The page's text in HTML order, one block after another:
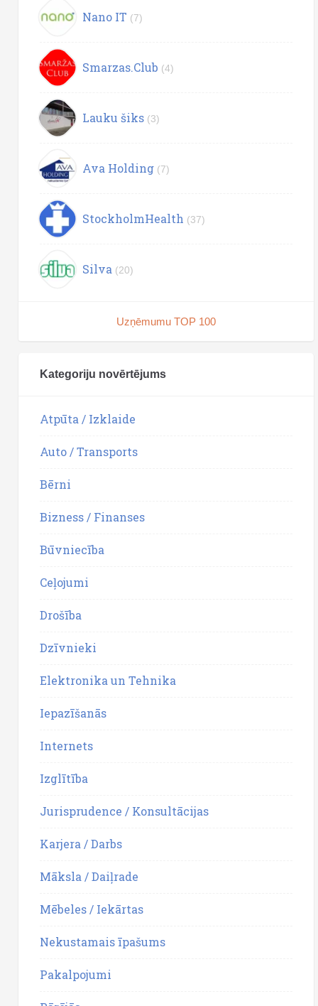
Nano IT (7)
Smarzas.Club (4)
Lauku šiks (3)
Ava Holding (7)
StockholmHealth (37)
Silva (20)
Uzņēmumu TOP 100
Kategoriju novērtējums
Atpūta / Izklaide
Auto / Transports
Bērni
Bizness / Finanses
Būvniecība
Ceļojumi
Drošība
Dzīvnieki
Elektronika un Tehnika
Iepazīšanās
Internets
Izglītība
Jurisprudence / Konsultācijas
Karjera / Darbs
Māksla / Daiļrade
Mēbeles / Iekārtas
Nekustamais īpašums
Pakalpojumi